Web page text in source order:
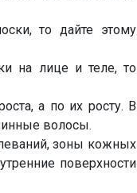
то дайте этому
на лице и теле, то
а по их росту. В
волосы.
зоны кожных
поверхности